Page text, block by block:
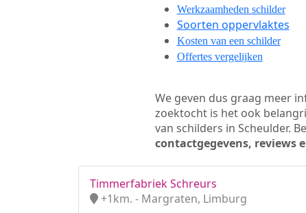
Werkzaamheden schilder
Soorten oppervlaktes
Kosten van een schilder
Offertes vergelijken
We geven dus graag meer
zoektocht is het ook
van schilders in Scheulder.
contactgegevens, reviews
Timmerfabriek Schreurs
+1km. - Margraten, Limburg